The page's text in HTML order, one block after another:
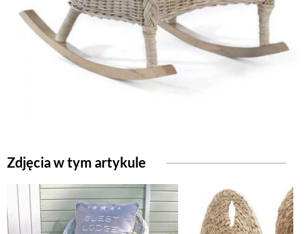
Zdjęcia w tym artykule
NATURALNA APTECZKA
DLA DOMU
PRZYRODA
ZWIERZĘTA DOMOWE